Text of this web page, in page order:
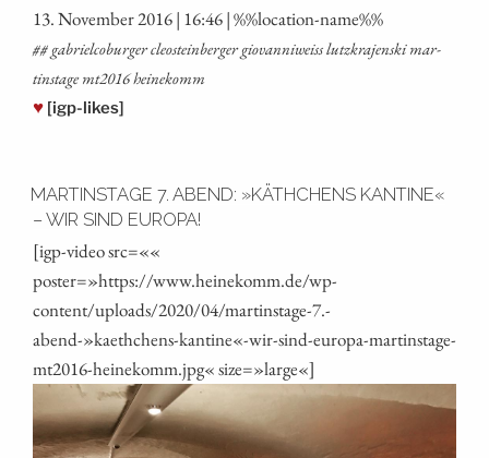
13. Novem­ber 2016 | 16:46 | %%loca­ti­on-name%%
## gabriel­co­bur­ger cle­ost­ein­ber­ger gio­van­ni­weiss lutz­kra­jen­ski mar­
tins­ta­ge mt2016 heinekomm
♥ [igp-likes]
MARTINSTAGE 7. ABEND: »KÄTHCHENS KANTINE«
– WIR SIND EUROPA!
[igp-video src=««
poster=»https://www.heinekomm.de/wp-
content/uploads/2020/04/martinstage‑7.-
abend-»kaethchens-kantine«-wir-sind-europa-martinstage-
mt2016-heinekomm.jpg« size=»large«]